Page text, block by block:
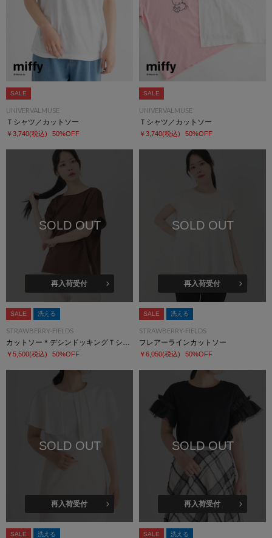
SALE
UNIVERVALMUSE
Ｔシャツ／カットソー
￥3,740(税込) 50%OFF
SALE
UNIVERVALMUSE
Ｔシャツ／カットソー
￥3,740(税込) 50%OFF
SOLD OUT
再入荷受付
SALE 洗える
STRAWBERRY-FIELDS
￥5,500(税込) 50%OFF
SOLD OUT
再入荷受付
SALE 洗える
STRAWBERRY-FIELDS
フレアーラインカットソー
￥6,050(税込) 50%OFF
SOLD OUT
再入荷受付
SALE 洗える
SOLD OUT
再入荷受付
SALE 洗える